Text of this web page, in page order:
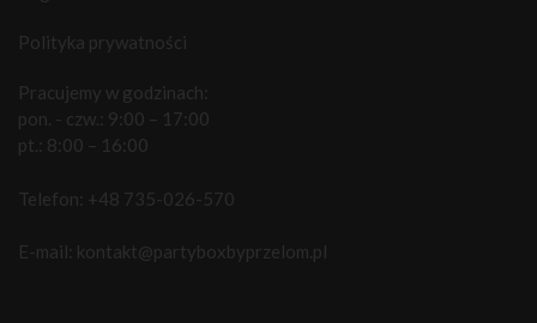
Polityka prywatności
Pracujemy w godzinach:
pon. - czw.: 9:00 – 17:00
pt.: 8:00 – 16:00
Telefon: +48 735-026-570
E-mail: kontakt@partyboxbyprzelom.pl